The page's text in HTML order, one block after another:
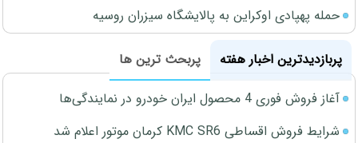
حمله پهپادی اوکراین به پالایشگاه سیزران روسیه
پربازدیدترین اخبار هفته
پربحث ترین ها
آغاز فروش فوری 4 محصول ایران خودرو در نمایندگی‌ها
شرایط فروش اقساطی KMC SR6 کرمان موتور اعلام شد